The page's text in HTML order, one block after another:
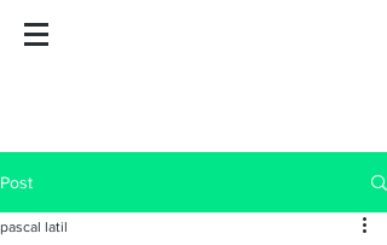
Post
pascal latil